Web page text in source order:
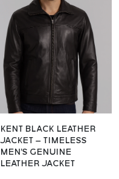
KENT BLACK LEATHER
JACKET – TIMELESS
MEN'S GENUINE
LEATHER JACKET